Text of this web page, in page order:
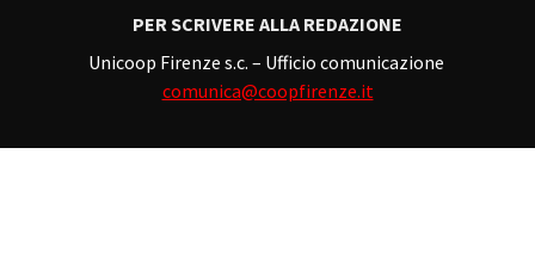
PER SCRIVERE ALLA REDAZIONE
Unicoop Firenze s.c. – Ufficio comunicazione
comunica@coopfirenze.it